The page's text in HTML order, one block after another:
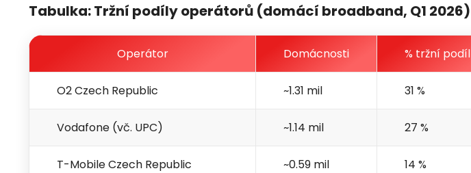
Tabulka: Tržní podíly operátorů (domácí broadband, Q1 2026)
Operátor Domácnosti % tržní podíl
O2 Czech Republic ~1.31 mil 31 %
Vodafone (vč. UPC) ~1.14 mil 27 %
T-Mobile Czech Republic ~0.59 mil 14 %